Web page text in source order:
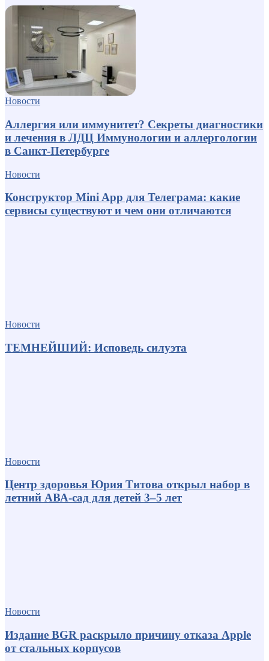
Новости
Аллергия или иммунитет? Секреты диагностики
и лечения в ЛДЦ Иммунологии и аллергологии
в Санкт-Петербурге
Новости
Конструктор Mini App для Телеграма: какие
сервисы существуют и чем они отличаются
Новости
ТЕМНЕЙШИЙ: Исповедь силуэта
Новости
Центр здоровья Юрия Титова открыл набор в
летний АВА-сад для детей 3–5 лет
Новости
Издание BGR раскрыло причину отказа Apple
от стальных корпусов